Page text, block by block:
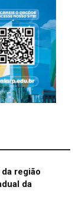
da região
da